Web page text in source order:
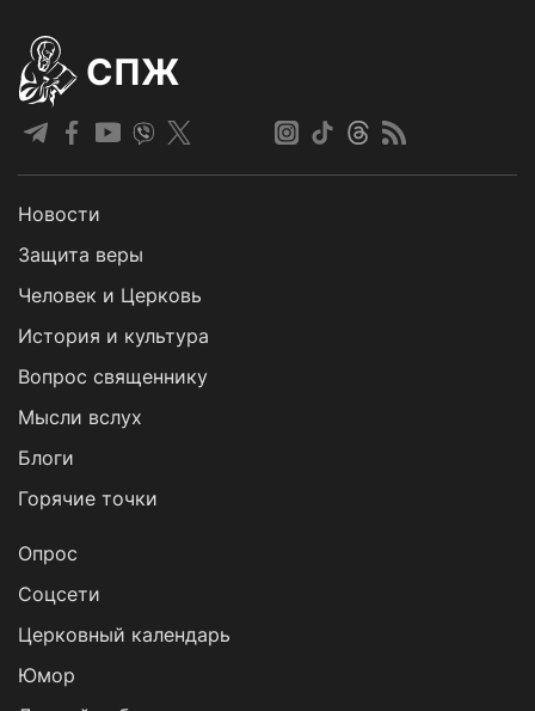
СПЖ
Новости
Защита веры
Человек и Церковь
История и культура
Вопрос священнику
Мысли вслух
Блоги
Горячие точки
Опрос
Cоцсети
Церковный календарь
Юмор